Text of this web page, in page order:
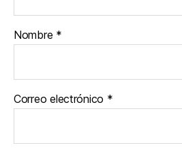
Nombre *
Correo electrónico *